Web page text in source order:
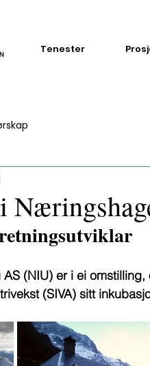
Tenester
(NIU) er i ei
(SIVA) sitt